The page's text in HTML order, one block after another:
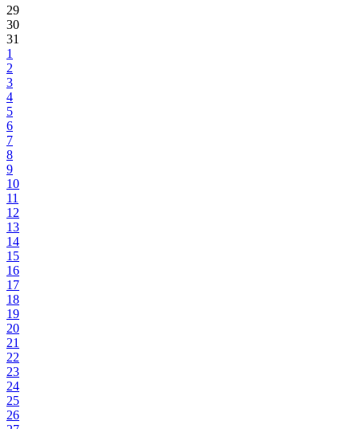
29
30
31
1
2
3
4
5
6
7
8
9
10
11
12
13
14
15
16
17
18
19
20
21
22
23
24
25
26